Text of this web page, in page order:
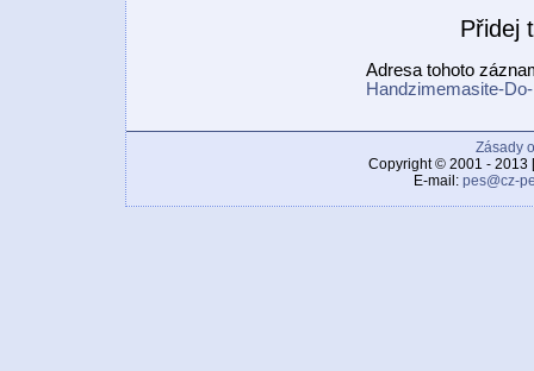
Přidej
Adresa tohoto
Handzimemasite-
Zásady
Copyright © 2001 - 2013
E-mail: pes@cz-